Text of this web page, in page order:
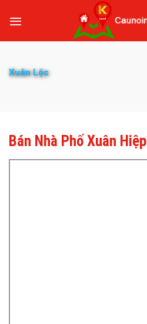
Xuân Lộc
Bán Nhà Phố Xuân Hiệp